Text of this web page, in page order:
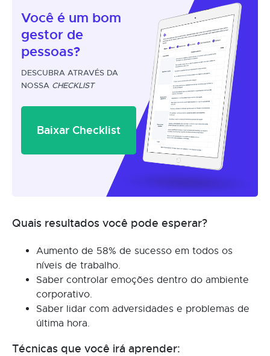
Você é um bom
gestor de
pessoas?
DESCUBRA ATRAVÉS DA
NOSSA CHECKLIST
Baixar Checklist
Quais resultados você pode esperar?
Aumento de 58% de sucesso em todos os
níveis de trabalho.
Saber controlar emoções dentro do ambiente
corporativo.
Saber lidar com adversidades e problemas de
última hora.
Técnicas que você irá aprender: